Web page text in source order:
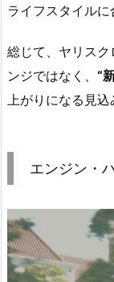
ライフスタイルに
総じて、ヤリス
ンジではなく、 “
上がりになる見込
エンジン・